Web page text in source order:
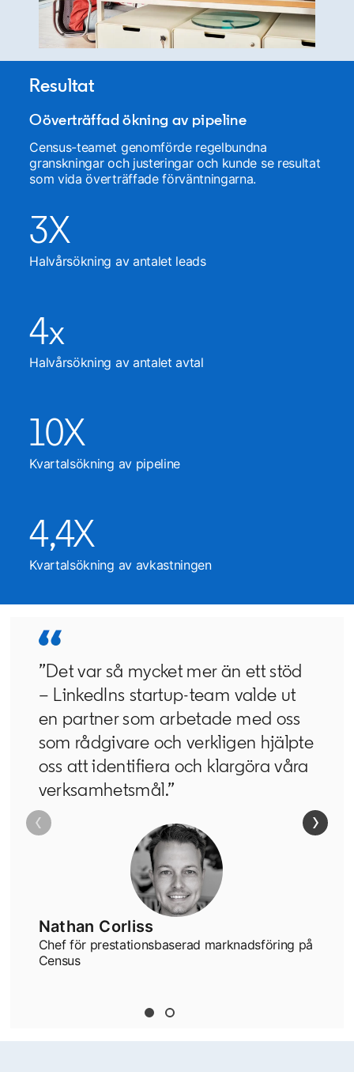
Resultat
Oöverträffad ökning av pipeline
Census-teamet genomförde regelbundna
granskningar och justeringar och kunde se resultat
som vida överträffade förväntningarna.
3X
Halvårsökning av antalet leads
4x
Halvårsökning av antalet avtal
10X
Kvartalsökning av pipeline
4,4X
Kvartalsökning av avkastningen
”Det var så mycket mer än ett stöd
– LinkedIns startup-team valde ut
en partner som arbetade med oss
som rådgivare och verkligen hjälpte
oss att identifiera och klargöra våra
verksamhetsmål.”
Nathan Corliss
Chef för prestationsbaserad marknadsföring på
Census